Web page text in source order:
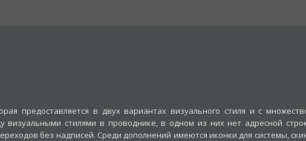
предоставляется в двух вариантах визуального стиля и с
визуальными стилями в проводнике, в одном из них нет адресной
без надписей. Среди дополнений имеются иконки для системы,